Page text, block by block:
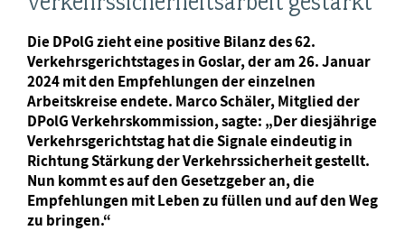
Die DPolG zieht eine positive Bilanz des 62.
Verkehrsgerichtstages in Goslar, der am 26. Januar
2024 mit den Empfehlungen der einzelnen
Arbeitskreise endete. Marco Schäler, Mitglied der
DPolG Verkehrskommission, sagte: „Der diesjährige
Verkehrsgerichtstag hat die Signale eindeutig in
Richtung Stärkung der Verkehrssicherheit gestellt.
Nun kommt es auf den Gesetzgeber an, die
Empfehlungen mit Leben zu füllen und auf den Weg
zu bringen.“